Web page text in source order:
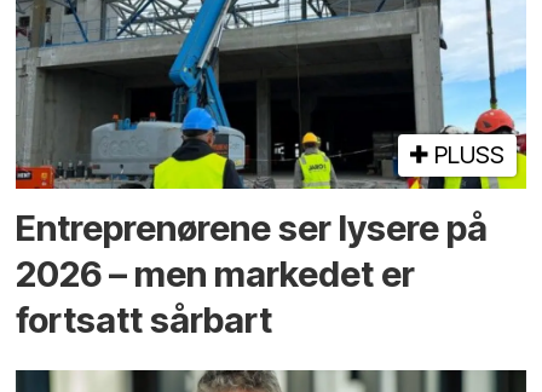
PLUSS
Entreprenørene ser lysere på
2026 – men markedet er
fortsatt sårbart